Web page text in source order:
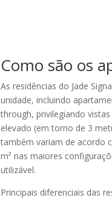
Como são os
As residências do Jade
unidade, incluindo
through, privilegiando
elevado (em torno de 3
também variam de acordo
m² nas maiores
utilizável.
Principais diferenciais das